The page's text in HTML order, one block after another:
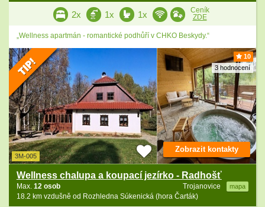
2x 1x 1x
Ceník
ZDE
„Wellness apartmán - romantické podhůří v CHKO Beskydy.“
10
3 hodnocení
3M-005
Wellness chalupa a koupací jezírko - Radhošť
Trojanovice mapa
Max. 12 osob
18.2 km vzdušně od Rozhledna Súkenická (hora Čarták)
Zobrazit kontakty